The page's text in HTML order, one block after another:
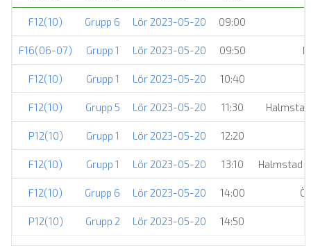
F12(10) Grupp 6 Lör 2023-05-20 09:00
F16(06-07) Grupp 1 Lör 2023-05-20 09:50
F12(10) Grupp 1 Lör 2023-05-20 10:40
F12(10) Grupp 5 Lör 2023-05-20 11:30
P12(10) Grupp 1 Lör 2023-05-20 12:20
F12(10) Grupp 1 Lör 2023-05-20 13:10 Halmstad
F12(10) Grupp 6 Lör 2023-05-20 14:00
P12(10) Grupp 2 Lör 2023-05-20 14:50